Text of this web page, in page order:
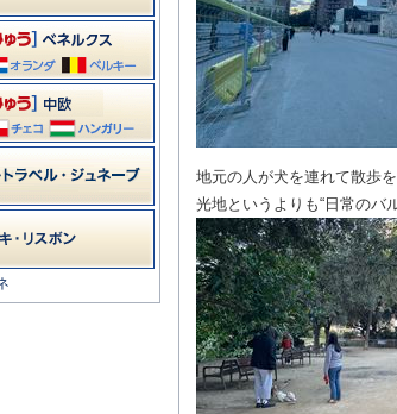
地元の人が犬を連れて散歩
光地というよりも“日常のバ